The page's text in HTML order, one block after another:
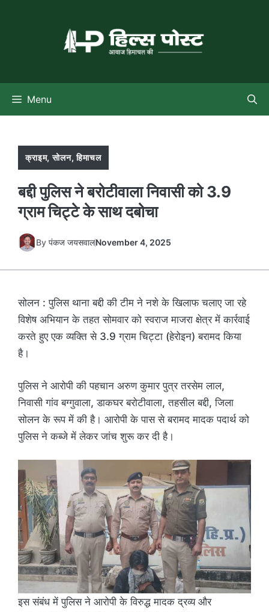
Menu
क्राइम,सोलन,हिमाचल
बद्दी पुलिस ने बरोटीवाला निवासी को 3.9
ग्राम चिट्टे के साथ दबोचा
By पंकज जयसवालNovember 4, 2025
सोलन : पुलिस थाना बद्दी की टीम ने नशे के खिलाफ चलाए जा रहे
विशेष अभियान के तहत सोमवार को स्वराज माजरा क्षेत्र में कार्रवाई
करते हुए एक व्यक्ति से 3.9 ग्राम चिट्टा (हेरोइन) बरामद किया
है।
पुलिस ने आरोपी की पहचान अरुण कुमार पुत्र तरसेम लाल,
निवासी गांव बग्गुवाला, डाकघर बरोटीवाला, तहसील बद्दी, जिला
सोलन के रूप में की है। आरोपी के पास से बरामद मादक पदार्थ को
पुलिस ने कब्जे में लेकर जांच शुरू कर दी है।
इस संबंध में पुलिस ने आरोपी के विरुद्ध मादक द्रव्य और